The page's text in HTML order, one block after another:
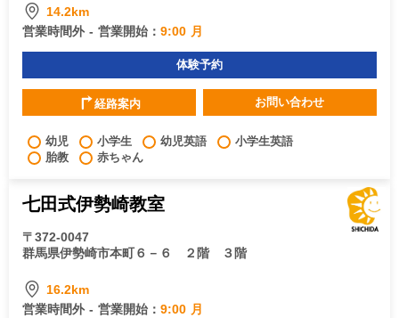
14.2km
営業時間外 - 営業開始： 9:00 月
体験予約
経路案内 お問い合わせ
幼児 小学生 幼児英語
小学生英語
胎教
赤ちゃん
七田式伊勢崎教室
〒372-0047
群馬県伊勢崎市本町６－６ ２階 ３階
16.2km
営業時間外 - 営業開始： 9:00 月